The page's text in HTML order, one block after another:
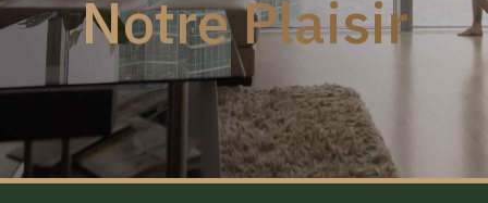
Notre Plaisir